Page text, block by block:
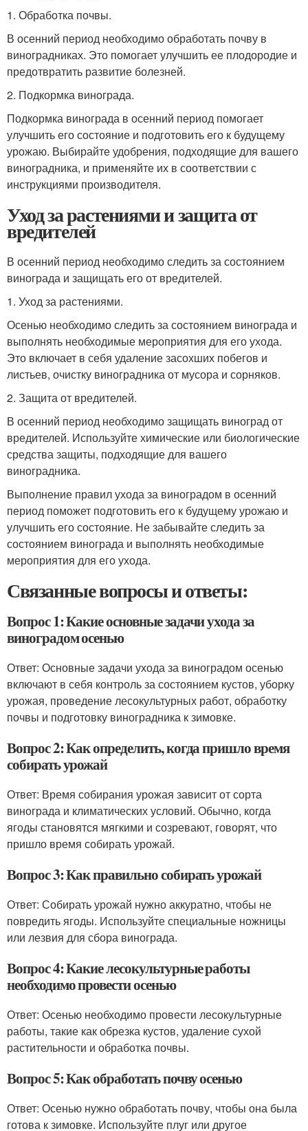
1. Обработка почвы.
В осенний период необходимо обработать почву в
виноградниках. Это помогает улучшить ее плодородие и
предотвратить развитие болезней.
2. Подкормка винограда.
Подкормка винограда в осенний период помогает
улучшить его состояние и подготовить его к будущему
урожаю. Выбирайте удобрения, подходящие для вашего
виноградника, и применяйте их в соответствии с
инструкциями производителя.
Уход за растениями и защита от
вредителей
В осенний период необходимо следить за состоянием
винограда и защищать его от вредителей.
1. Уход за растениями.
Осенью необходимо следить за состоянием винограда и
выполнять необходимые мероприятия для его ухода.
Это включает в себя удаление засохших побегов и
листьев, очистку виноградника от мусора и сорняков.
2. Защита от вредителей.
В осенний период необходимо защищать виноград от
вредителей. Используйте химические или биологические
средства защиты, подходящие для вашего
виноградника.
Выполнение правил ухода за виноградом в осенний
период поможет подготовить его к будущему урожаю и
улучшить его состояние. Не забывайте следить за
состоянием винограда и выполнять необходимые
мероприятия для его ухода.
Связанные вопросы и ответы:
Вопрос 1: Какие основные задачи ухода за
виноградом осенью
Ответ: Основные задачи ухода за виноградом осенью
включают в себя контроль за состоянием кустов, уборку
урожая, проведение лесокультурных работ, обработку
почвы и подготовку виноградника к зимовке.
Вопрос 2: Как определить, когда пришло время
собирать урожай
Ответ: Время собирания урожая зависит от сорта
винограда и климатических условий. Обычно, когда
ягоды становятся мягкими и созревают, говорят, что
пришло время собирать урожай.
Вопрос 3: Как правильно собирать урожай
Ответ: Собирать урожай нужно аккуратно, чтобы не
повредить ягоды. Используйте специальные ножницы
или лезвия для сбора винограда.
Вопрос 4: Какие лесокультурные работы
необходимо провести осенью
Ответ: Осенью необходимо провести лесокультурные
работы, такие как обрезка кустов, удаление сухой
растительности и обработка почвы.
Вопрос 5: Как обработать почву осенью
Ответ: Осенью нужно обработать почву, чтобы она была
готова к зимовке. Используйте плуг или другое